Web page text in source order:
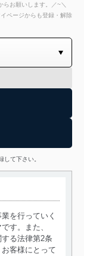
お願いします。／~＼
ページからも登録・解除
して下さい。
を行っていく
す。また、
る法律第2条
客様にとって